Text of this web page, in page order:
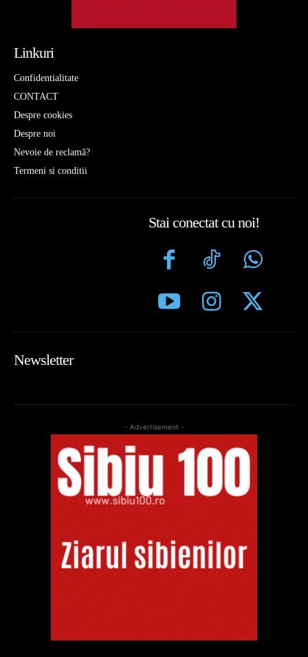
Linkuri
Confidentialitate
CONTACT
Despre cookies
Despre noi
Nevoie de reclamă?
Termeni si conditii
Stai conectat cu noi!
Newsletter
- Advertisement -